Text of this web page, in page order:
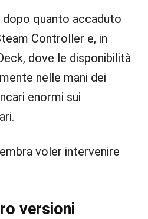
dopo quanto accaduto
Controller e, in
dove le disponibilità
nelle mani dei
enormi sui
voler intervenire
versioni